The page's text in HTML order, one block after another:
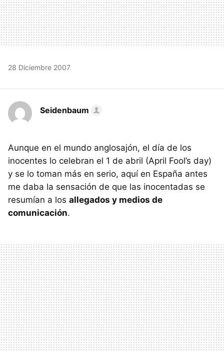
28 Diciembre 2007
Seidenbaum
Aunque en el mundo anglosajón, el día de los
inocentes lo celebran el 1 de abril (April Fool’s day)
y se lo toman más en serio, aquí en España antes
me daba la sensación de que las inocentadas se
resumían a los allegados y medios de
comunicación.